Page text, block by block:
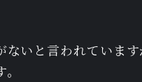
ないと言われています